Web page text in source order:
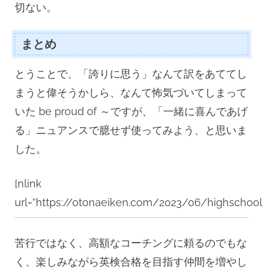
切ない。
まとめ
とうことで、「誇りに思う」なんて訳をあててし
まうと偉そうかしら、なんて怖気づいてしまって
いた be proud of ～ですが、「一緒に喜んであげ
る」ニュアンスで臆せず使ってみよう、と思いま
した。
[nlink
url=”https://otonaeiken.com/2023/06/
苦行ではなく、高額なコーチングに頼るのでもな
く、楽しみながら英検合格を目指す仲間を増やし